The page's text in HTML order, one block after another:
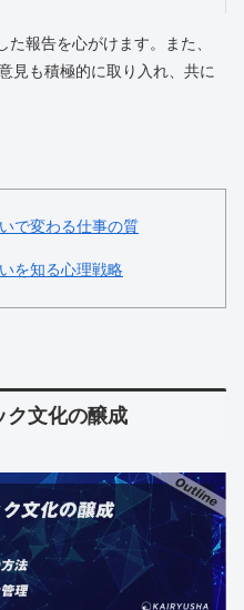
報告を心がけます。また、
見も積極的に取り入れ、共に
で変わる仕事の質
を知る心理戦略
ク文化の醸成